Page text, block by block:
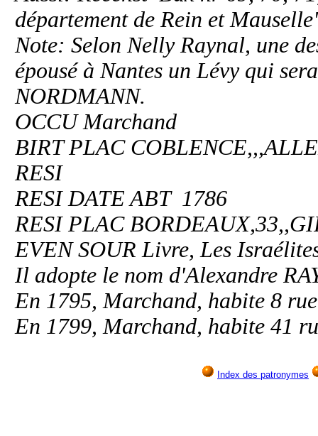
département de Rein et
Note: Selon Nelly Raynal, une
épousé à Nantes un Lévy qui
NORDMANN.
OCCU Marchand
BIRT PLAC
RESI
RESI DATE ABT 1786
RESI PLAC
EVEN SOUR Livre, Les
Il adopte le nom d'Alexandre
En 1795, Marchand, habite 8
En 1799, Marchand, habite 41
Index des patronymes